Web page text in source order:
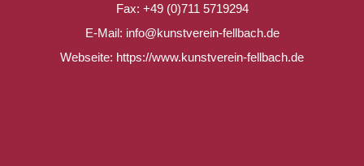
Fax: +49 (0)711 5719294
E-Mail: info@kunstverein-fellbach.de
Webseite: https://www.kunstverein-fellbach.de